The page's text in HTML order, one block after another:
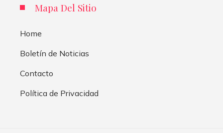
Mapa Del Sitio
Home
Boletín de Noticias
Contacto
Política de Privacidad